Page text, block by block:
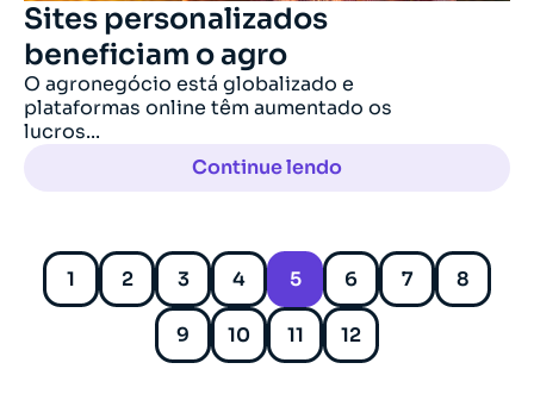
Sites personalizados
beneficiam o agro
O agronegócio está globalizado e
plataformas online têm aumentado os
lucros...
Continue lendo
1 2 3 4 5 6 7 8
9 10 11 12